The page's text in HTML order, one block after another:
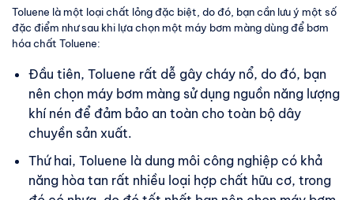
Toluene là một loại chất lỏng đặc biệt, do đó, bạn cần lưu ý một số
đặc điểm như sau khi lựa chọn một máy bơm màng dùng để bơm
hóa chất Toluene:
Đầu tiên, Toluene rất dễ gây cháy nổ, do đó, bạn
nên chọn máy bơm màng sử dụng nguồn năng lượng
khí nén để đảm bảo an toàn cho toàn bộ dây
chuyền sản xuất.
Thứ hai, Toluene là dung môi công nghiệp có khả
năng hòa tan rất nhiều loại hợp chất hữu cơ, trong